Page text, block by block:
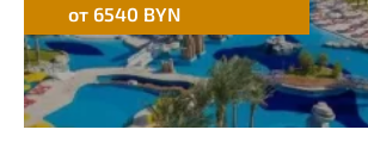
от 6540 BYN